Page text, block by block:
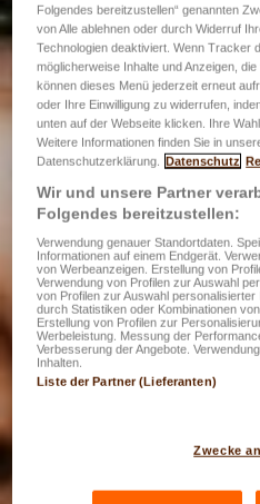
Folgendes bereitzustellen“ genannten
von Alle ablehnen oder durch Widerruf
Technologien deaktiviert. Wenn Tracker
möglicherweise Inhalte und Anzeigen,
können dieses Menü jederzeit erneut
oder Ihre Einwilligung zu widerrufen,
unten auf der Webseite klicken. Ihre
Weitere Informationen finden Sie in
Datenschutzerklärung. Datenschutz
Wir und unsere Partner
Folgendes bereitzustellen:
Verwendung genauer Standortdaten.
Informationen auf einem Endgerät.
von Werbeanzeigen. Erstellung von
Verwendung von Profilen zur Auswahl
von Profilen zur Auswahl
durch Statistiken oder Kombinationen
Erstellung von Profilen zur
Werbeleistung. Messung der
Verbesserung der Angebote.
Inhalten.
Liste der Partner (Lieferanten)
Zwecke